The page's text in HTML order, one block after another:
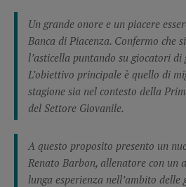
Un grande onore e un piacere
Banca di Piacenza. Confermo che
l’asticella puntando su giocatori di
L’obiettivo principale è quello di
stagione sia nel contesto della
del Settore Giovanile.
A questo proposito presento un
Renato Barbon, allenatore con un
lunga esperienza nell’ambito